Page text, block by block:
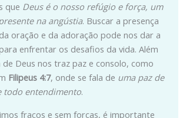
que Deus é o nosso refúgio e força, um
na angústia. Buscar a presença
oração e da adoração pode nos dar a
enfrentar os desafios da vida. Além
de Deus nos traz paz e consolo, como
Filipeus 4:7, onde se fala de uma paz de
todo entendimento.
fracos e sem forças, é importante